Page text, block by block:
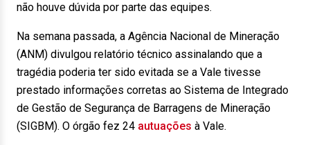
não houve dúvida por parte das equipes.
Na semana passada, a Agência Nacional de Mineração
(ANM) divulgou relatório técnico assinalando que a
tragédia poderia ter sido evitada se a Vale tivesse
prestado informações corretas ao Sistema de Integrado
de Gestão de Segurança de Barragens de Mineração
(SIGBM). O órgão fez 24 autuações à Vale.